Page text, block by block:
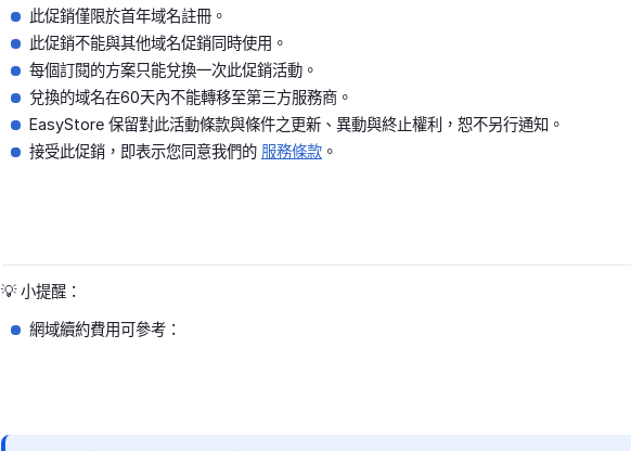
此促銷僅限於首年域名註冊。
此促銷不能與其他域名促銷同時使用。
每個訂閱的方案只能兌換一次此促銷活動。
兌換的域名在60天內不能轉移至第三方服務商。
EasyStore 保留對此活動條款與條件之更新、異動與終止權利，恕不另行通知。
接受此促銷，即表示您同意我們的 服務條款 。
💡 小提醒：
網域續約費用可參考：